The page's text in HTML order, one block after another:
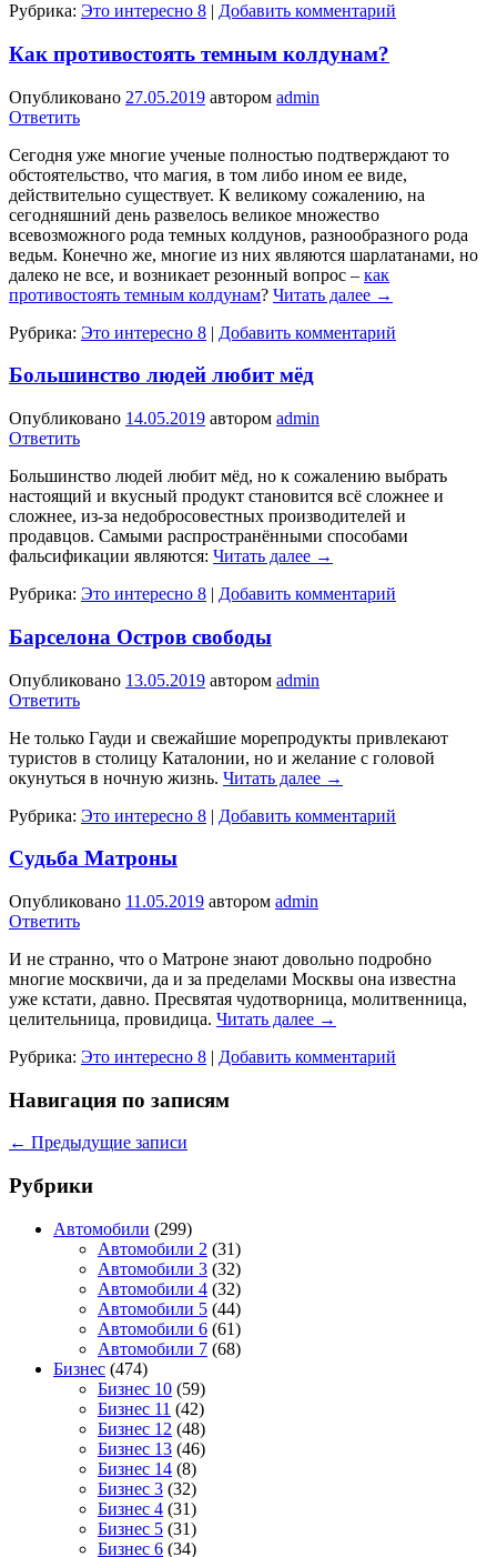
Рубрика: Это интересно 8 | Добавить комментарий
Как противостоять темным колдунам?
Опубликовано 27.05.2019 автором admin
Ответить
Сегодня уже многие ученые полностью подтверждают то
обстоятельство, что магия, в том либо ином ее виде,
действительно существует. К великому сожалению, на
сегодняшний день развелось великое множество
всевозможного рода темных колдунов, разнообразного рода
ведьм. Конечно же, многие из них являются шарлатанами, но
далеко не все, и возникает резонный вопрос – как
противостоять темным колдунам? Читать далее →
Рубрика: Это интересно 8 | Добавить комментарий
Большинство людей любит мёд
Опубликовано 14.05.2019 автором admin
Ответить
Большинство людей любит мёд, но к сожалению выбрать
настоящий и вкусный продукт становится всё сложнее и
сложнее, из-за недобросовестных производителей и
продавцов. Самыми распространёнными способами
фальсификации являются: Читать далее →
Рубрика: Это интересно 8 | Добавить комментарий
Барселона Остров свободы
Опубликовано 13.05.2019 автором admin
Ответить
Не только Гауди и свежайшие морепродукты привлекают
туристов в столицу Каталонии, но и желание с головой
окунуться в ночную жизнь. Читать далее →
Рубрика: Это интересно 8 | Добавить комментарий
Судьба Матроны
Опубликовано 11.05.2019 автором admin
Ответить
И не странно, что о Матроне знают довольно подробно
многие москвичи, да и за пределами Москвы она известна
уже кстати, давно. Пресвятая чудотворница, молитвенница,
целительница, провидица. Читать далее →
Рубрика: Это интересно 8 | Добавить комментарий
Навигация по записям
← Предыдущие записи
Рубрики
Автомобили (299)
Автомобили 2 (31)
Автомобили 3 (32)
Автомобили 4 (32)
Автомобили 5 (44)
Автомобили 6 (61)
Автомобили 7 (68)
Бизнес (474)
Бизнес 10 (59)
Бизнес 11 (42)
Бизнес 12 (48)
Бизнес 13 (46)
Бизнес 14 (8)
Бизнес 3 (32)
Бизнес 4 (31)
Бизнес 5 (31)
Бизнес 6 (34)